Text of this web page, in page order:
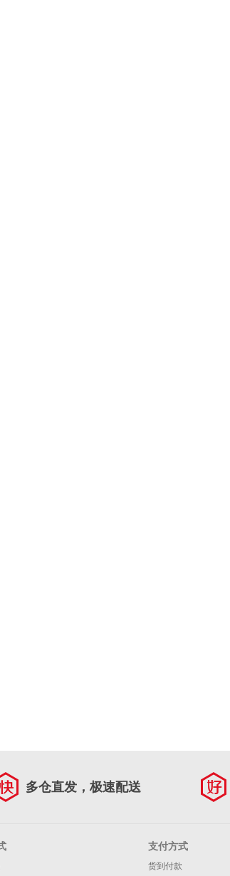
多仓直发，极速配送
支付方式
货到付款